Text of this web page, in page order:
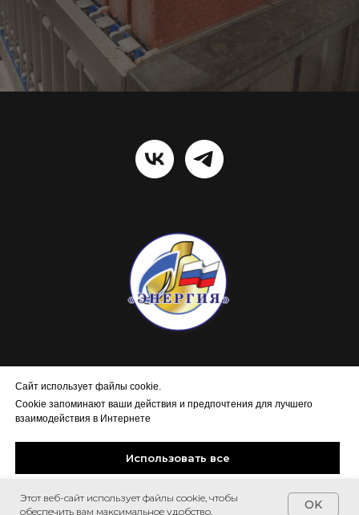
Сайт использует файлы cookie.
Cookie запоминают ваши действия и предпочтения для лучшего
взаимодействия в Интернете
Использовать все
Настройки Cookie
Этот веб-сайт использует файлы cookie, чтобы
обеспечить вам максимальное удобство.
OK
+7 923 000 46 69
+7 923 167 65 01
+7 905 982-51-48
info@tkenergiya.ru